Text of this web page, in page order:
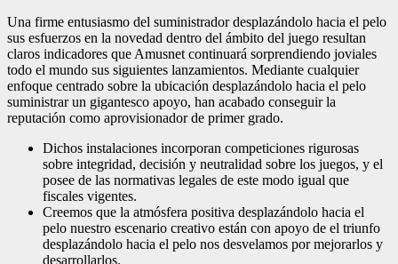
Una firme entusiasmo del suministrador desplazándolo hacia el pelo
sus esfuerzos en la novedad dentro del ámbito del juego resultan
claros indicadores que Amusnet continuará sorprendiendo joviales
todo el mundo sus siguientes lanzamientos. Mediante cualquier
enfoque centrado sobre la ubicación desplazándolo hacia el pelo
suministrar un gigantesco apoyo, han acabado conseguir la
reputación como aprovisionador de primer grado.
Dichos instalaciones incorporan competiciones rigurosas
sobre integridad, decisión y neutralidad sobre los juegos, y el
posee de las normativas legales de este modo­ igual que
fiscales vigentes.
Creemos que la atmósfera positiva desplazándolo hacia el
pelo nuestro escenario creativo están con apoyo de el triunfo
desplazándolo hacia el pelo nos desvelamos por mejorarlos y
desarrollarlos.